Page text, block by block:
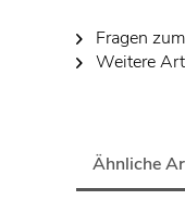
Fragen
Weitere
Ähnliche